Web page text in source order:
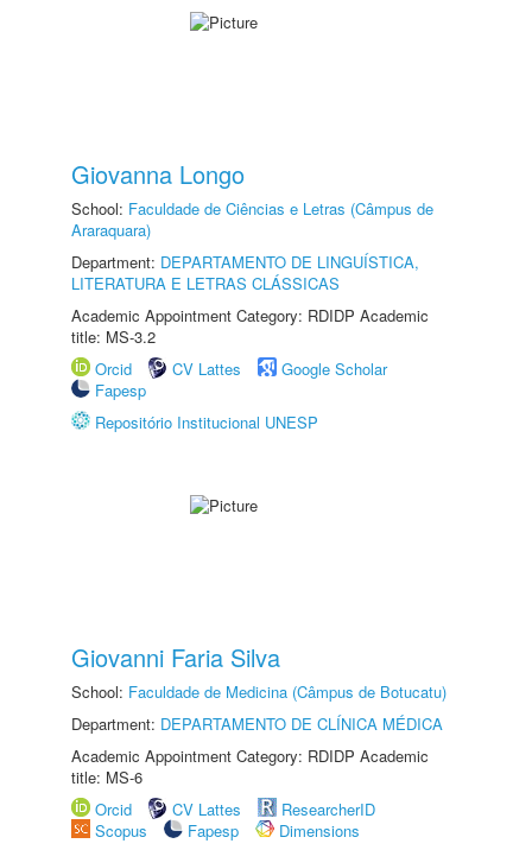
Giovanna Longo
School: Faculdade de Ciências e Letras (Câmpus de
Araraquara)
Department: DEPARTAMENTO DE LINGUÍSTICA,
LITERATURA E LETRAS CLÁSSICAS
Academic Appointment Category: RDIDP Academic
title: MS-3.2
Orcid
CV Lattes
Google Scholar
Fapesp
Repositório Institucional UNESP
Giovanni Faria Silva
School: Faculdade de Medicina (Câmpus de Botucatu)
Department: DEPARTAMENTO DE CLÍNICA MÉDICA
Academic Appointment Category: RDIDP Academic
title: MS-6
Orcid
CV Lattes
ResearcherID
Scopus
Fapesp
Dimensions